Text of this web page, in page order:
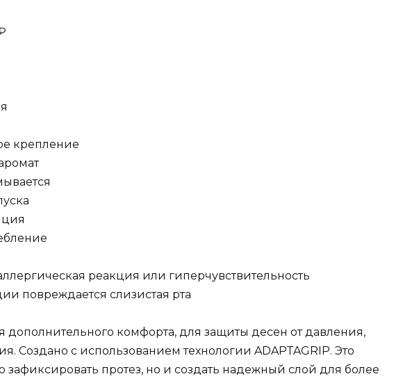
крепление
реакция или гиперчувствительность
повреждается слизистая рта
дополнительного комфорта, для защиты десен от давления,
Создано с использованием технологии ADAPTAGRIP. Это
зафиксировать протез, но и создать надежный слой для более